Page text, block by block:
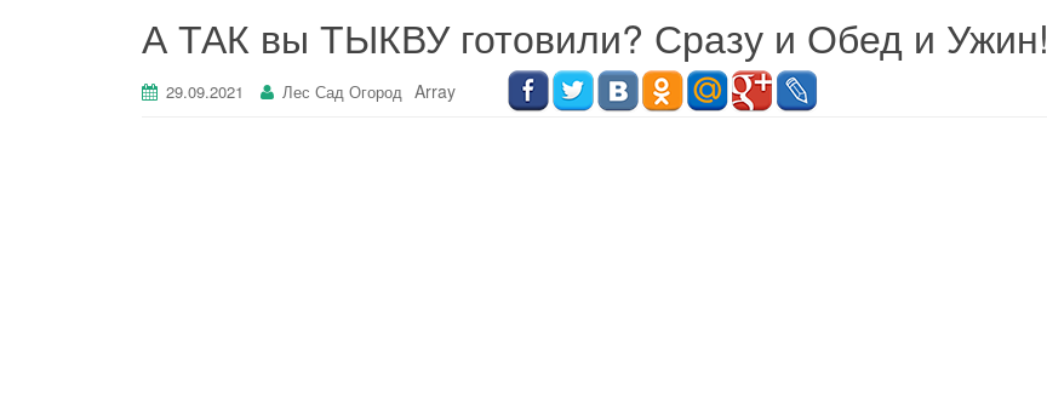
А ТАК вы ТЫКВУ готовили? Сразу и Обед и Ужин!
29.09.2021 Лес Сад Огород Array